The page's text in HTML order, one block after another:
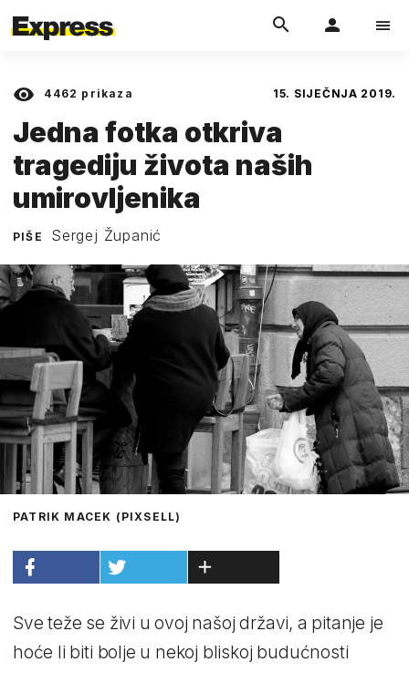
4462 prikaza 15. SIJEČNJA 2019.
Jedna fotka otkriva
tragediju života naših
umirovljenika
PIŠE Sergej Županić
PATRIK MACEK (PIXSELL)
Sve teže se živi u ovoj našoj državi, a pitanje je
hoće li biti bolje u nekoj bliskoj budućnosti